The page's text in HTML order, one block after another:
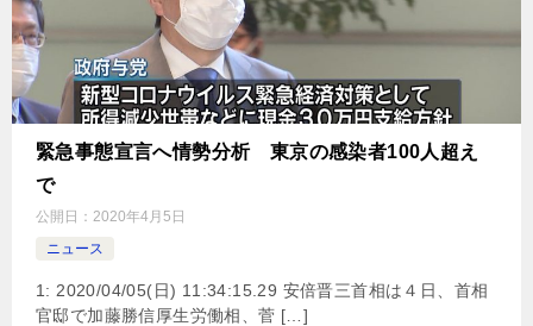
緊急事態宣言へ情勢分析 東京の感染者100人超え
で
公開日： 2020年4月5日
ニュース
1: 2020/04/05(日) 11:34:15.29 安倍晋三首相は４日、首相
官邸で加藤勝信厚生労働相、菅 […]